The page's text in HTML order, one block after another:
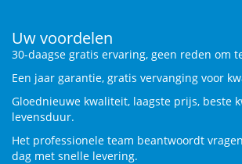
Uw voordelen
30-daagse gratis ervaring, geen reden om
Een jaar garantie, gratis vervanging voor
Gloednieuwe kwaliteit, laagste prijs, beste
levensduur.
Het professionele team beantwoordt
dag met snelle levering.